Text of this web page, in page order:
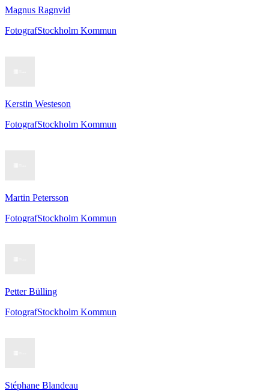
Magnus Ragnvid
FotografStockholm Kommun
Kerstin Westeson
FotografStockholm Kommun
Martin Petersson
FotografStockholm Kommun
Petter Bülling
FotografStockholm Kommun
Stéphane Blandeau